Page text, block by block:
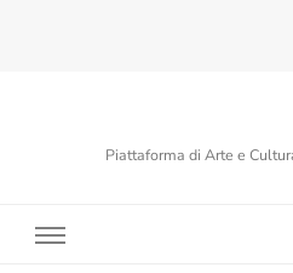
Piattaforma di Arte e